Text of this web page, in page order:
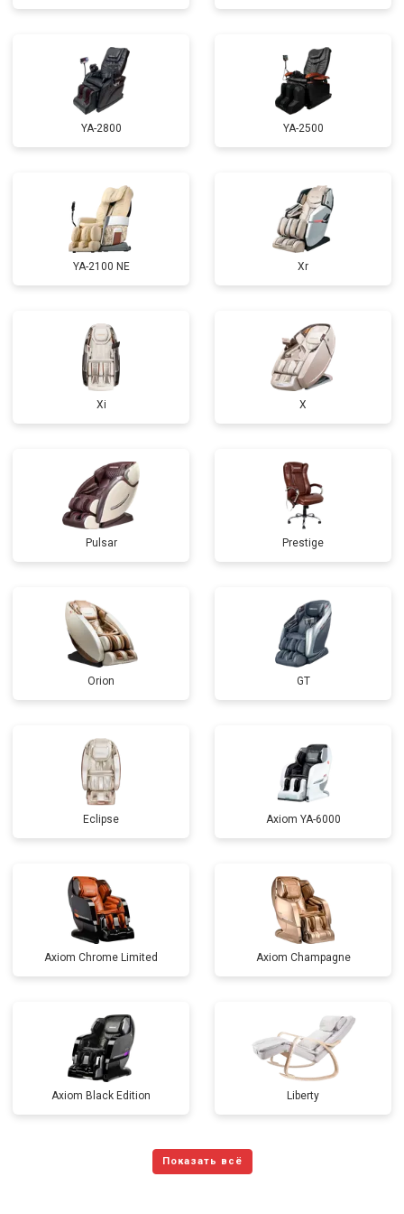
Ремонт электропроводки от 3900 ₽ Заказать
Ремонт сканера Заказать
Замена сетевого трансформатора от 4500 ₽ Заказать
Ремонт микро-лифта от 5500 ₽
YA-2800 YA-2500
YA-2100 NE Xr
Xi X
Pulsar Prestige
Orion GT
Eclipse Axiom YA-6000
Axiom Chrome Limited Axiom Champagne
Axiom Black Edition Liberty